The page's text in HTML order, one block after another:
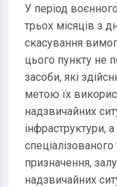
У період
трьох місяців з
скасування
цього пункту не
засоби, які
метою їх
надзвичайних
інфраструктури,
призначення,
надзвичайних